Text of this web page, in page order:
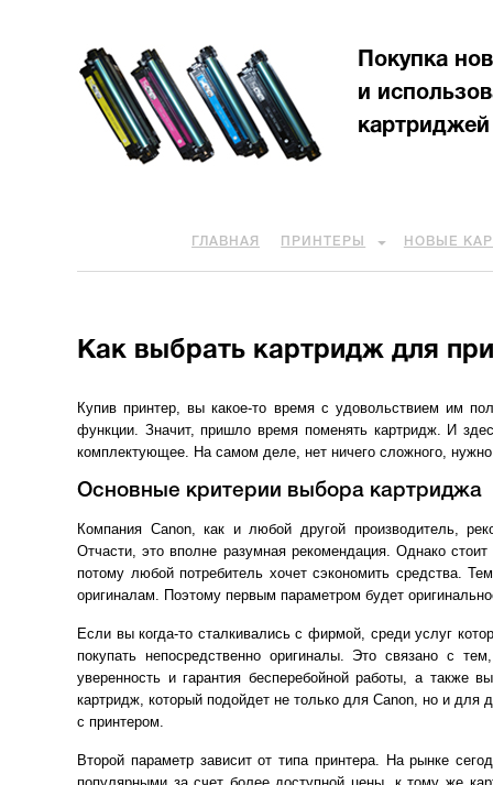
Покупка
и
картриджей
ГЛАВНАЯ ПРИНТЕРЫ НОВЫЕ
Как выбрать картридж для
Купив принтер, вы какое-то время с удовольствием им
функции. Значит, пришло время поменять картридж. И
комплектующее. На самом деле, нет ничего сложного,
Основные критерии выбора картриджа
Компания Canon, как и любой другой производитель,
Отчасти, это вполне разумная рекомендация. Однако
потому любой потребитель хочет сэкономить средства.
оригиналам. Поэтому первым параметром будет
Если вы когда-то сталкивались с фирмой, среди услуг
покупать непосредственно оригиналы. Это связано с
уверенность и гарантия бесперебойной работы, а также
картридж, который подойдет не только для Canon, но и
с принтером.
Второй параметр зависит от типа принтера. На рынке